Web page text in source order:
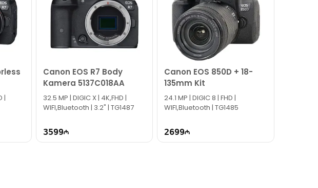
saatlarında aktivdir.
dəstək xəttində cavablandırmağa hər daim hazırıq.
nömrəmizə mesaj göndərə bilərsiniz.
|
Canon EOS R7 Body
Kamera 5137C018AA
32.5 MP | DIGIC X | 4K,FHD |
WIFI,Bluetooth | 3.2" | TG1487
3599
Canon EOS 850D + 18-
135mm Kit
24.1 MP | DIGIC 8 | FHD |
WIFI,Bluetooth | TG1485
2699